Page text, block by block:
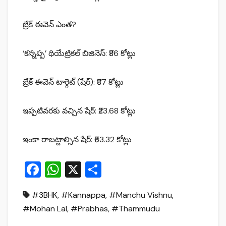
బ్రేక్ ఈవెన్ ఎంత?
‘కన్నప్ప’ థియేట్రికల్ బిజినెస్: ₹86 కోట్లు
బ్రేక్ ఈవెన్ టార్గెట్ (షేర్): ₹87 కోట్లు
ఇప్పటివరకు వచ్చిన షేర్: ₹23.68 కోట్లు
ఇంకా రాబట్టాల్సిన షేర్: ₹63.32 కోట్లు
F
c
e
W
at
s
X
ar
e
#3BHK, #Kannappa, #Manchu Vishnu,
#Mohan Lal, #Prabhas, #Thammudu